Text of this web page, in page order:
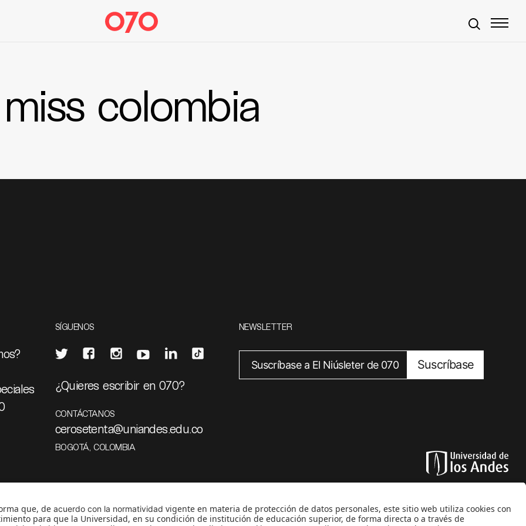
miss colombia
SÍGUENOS
¿Quieres escribir en 070?
CONTÁCTANOS
cerosetenta@uniandes.edu.co
BOGOTÁ, COLOMBIA
NEWSLETTER
Suscríbase